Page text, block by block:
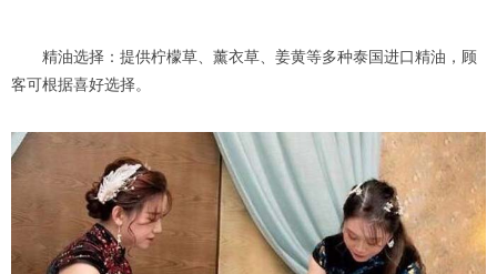
精油选择：提供柠檬草、薰衣草、姜黄等多种泰国进口精油，顾
客可根据喜好选择。